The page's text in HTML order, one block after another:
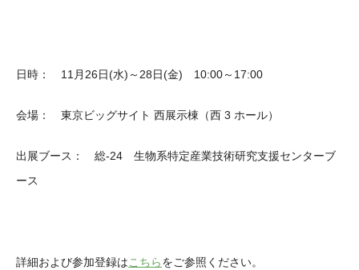
日時： 11月26日(水)～28日(金) 10:00～17:00
会場： 東京ビッグサイト 西展示棟（西 3 ホール）
出展ブース： 総-24 生物系特定産業技術研究支援センターブ
ース
詳細および参加登録はこちらをご参照ください。